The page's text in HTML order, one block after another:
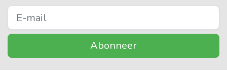
Abonneer